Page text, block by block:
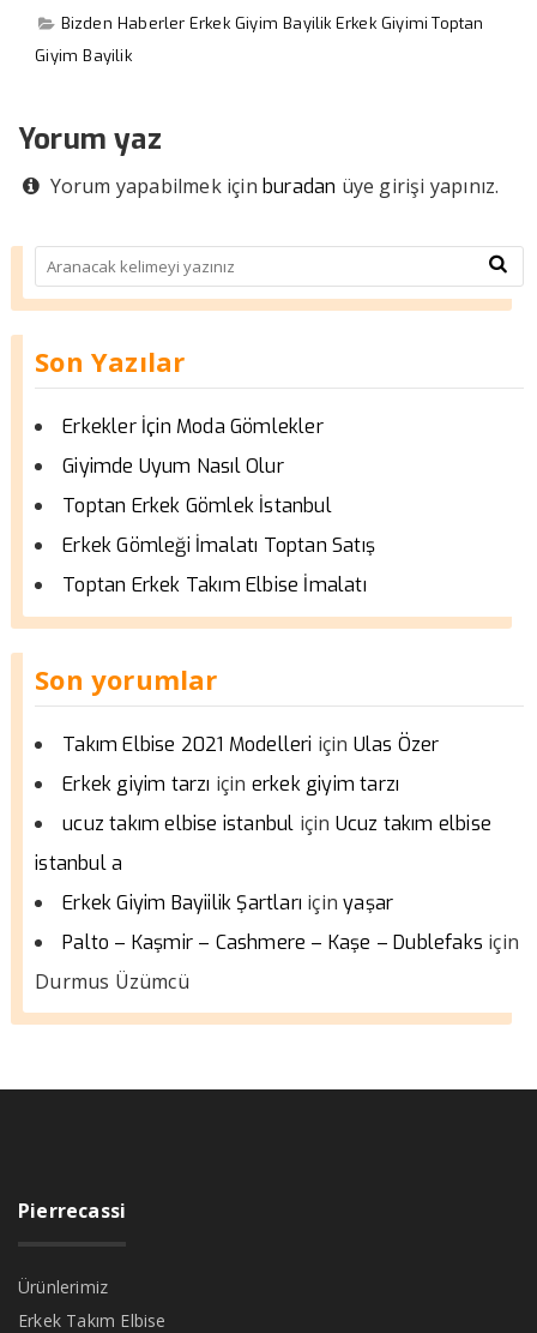
Bizden Haberler Erkek Giyim Bayilik Erkek Giyimi Toptan
Giyim Bayilik
Yorum yaz
Yorum yapabilmek için buradan üye girişi yapınız.
Son Yazılar
Erkekler İçin Moda Gömlekler
Giyimde Uyum Nasıl Olur
Toptan Erkek Gömlek İstanbul
Erkek Gömleği İmalatı Toptan Satış
Toptan Erkek Takım Elbise İmalatı
Son yorumlar
Takım Elbise 2021 Modelleri için Ulas Özer
Erkek giyim tarzı için erkek giyim tarzı
ucuz takım elbise istanbul için Ucuz takım elbise
istanbul a
Erkek Giyim Bayiilik Şartları içinyaşar
Palto – Kaşmir – Cashmere – Kaşe – Dublefaks için
Durmus Üzümcü
Pierrecassi
Ürünlerimiz
Erkek Takım Elbise